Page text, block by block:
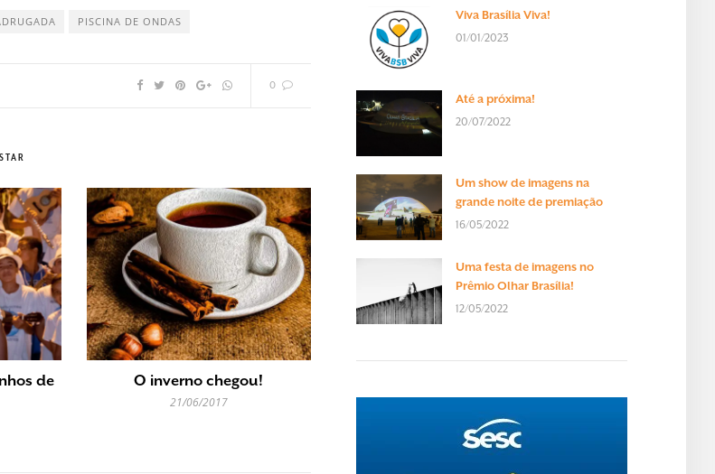
PISCINA DE ONDAS
0
de
O inverno chegou!
21/06/2017
Viva Brasília Viva!
01/01/2023
Até a próxima!
20/07/2022
Um show de imagens na
grande noite de premiação
16/05/2022
Uma festa de imagens no
Prêmio Olhar Brasília!
12/05/2022